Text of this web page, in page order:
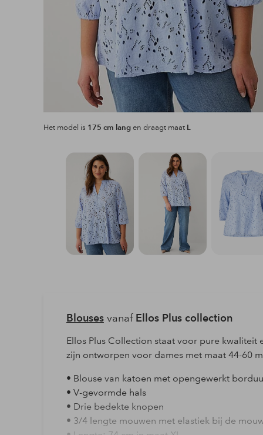
Het model is 175 cm langen draagt maat L
Blousesvanaf Ellos Plus collection
Ellos Plus Collection staat voor pure kwaliteit
zijn ontworpen voor dames met maat 44-60
• Blouse van katoen met opengewerkt
• V-gevormde hals
• Drie bedekte knopen
• 3/4 lengte mouwen met elastiek bij de